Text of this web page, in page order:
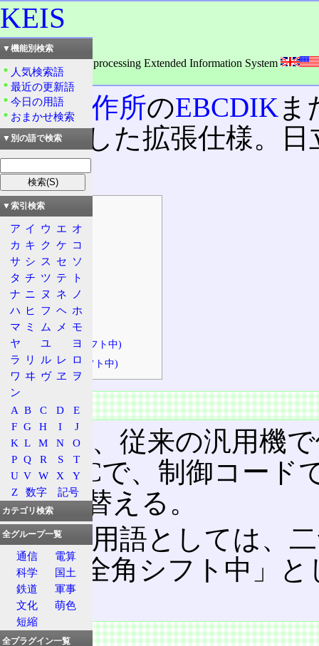
KEIS
読み：ケイス
外語：KEIS: Kanji processing Extended Information System
品詞：名詞
日立製作所のEBCDIK ま
ようにした拡張仕様。日
る。
概要
特徴
種類
全角空白
仕様
KI/KO
KO(半角シフト中)
KI(全角シフト中)
概要
基本は、従来の汎用機
EBCDICで、制御コー
を切り替える。
日立の用語としては、
中」「全角シフト中」
る。
特徴
▼機能別検索
人気検索語
最近の更新語
今日の用語
おまかせ検索
▼別の語で検索
▼索引検索
ア イ ウ エ オ
カ キ ク ケ コ
サ シ ス セ ソ
タ チ ツ テ
ト
ナ ニ ヌ ネ
ノ
ハ ヒ フ ヘ ホ
マ ミ ム メ
モ
ヤ
ユ
ヨ
ラ
リ ル レ ロ
ワ ヰ ヴ ヱ
ヲ
ン
A B C D
E
F G H I
J
K L M N
O
P Q R S
T
U V W X
Y
Z
数字 記号
カテゴリ検索
全グループ一覧
通信
電算
科学
国土
鉄道
軍事
文化
萌色
短縮
全プラグイン一覧